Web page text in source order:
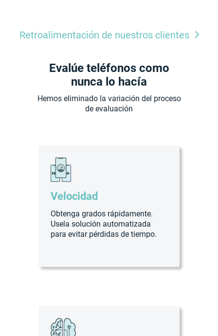
Retroalimentación de nuestros clientes
Evalúe teléfonos como
nunca lo hacía
Hemos eliminado la variación del proceso
de evaluación
Velocidad
Obtenga grados rápidamente.
Usela solución automatizada
para evitar pérdidas de tiempo.